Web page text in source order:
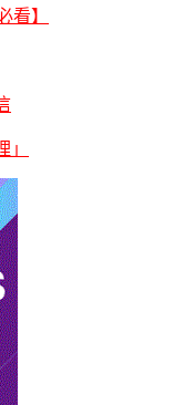
看】